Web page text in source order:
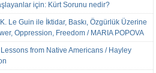
için: Kürt Sorunu nedir?
Le Guin ile İktidar, Baskı, Özgürlük Üzerine
Oppression, Freedom / MARIA POPOVA
from Native Americans / Hayley